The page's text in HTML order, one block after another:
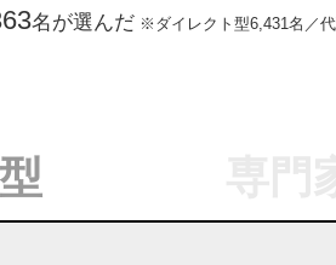
名が選んだ ※ダイレクト型6,431名／